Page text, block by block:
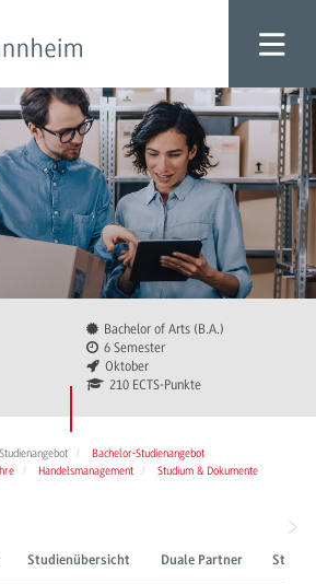
Bachelor of Arts (B.A.)
6 Semester
Oktober
210 ECTS-Punkte
Studienangebot
Bachelor-Studienangebot
Handelsmanagement Studium & Dokumente
Studienübersicht Duale Partner